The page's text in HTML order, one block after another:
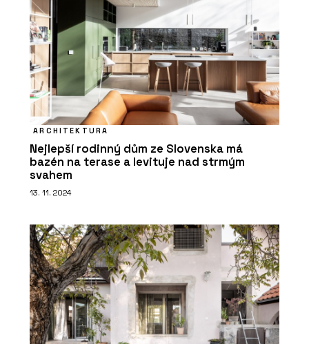
ARCHITEKTURA
Nejlepší rodinný dům ze Slovenska má
bazén na terase a levituje nad strmým
svahem
13. 11. 2024